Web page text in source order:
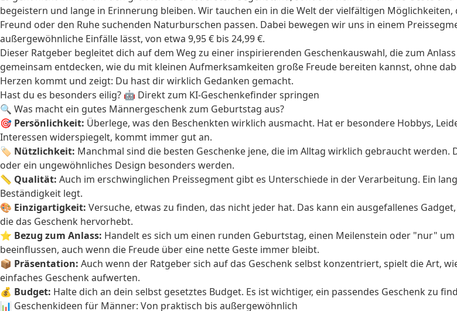
begeistern und lange in Erinnerung bleiben. Wir tauchen ein in die Welt der vielfältigen
Freund oder den Ruhe suchenden Naturburschen passen. Dabei bewegen wir uns in einem
außergewöhnliche Einfälle lässt, von etwa 9,95 € bis 24,99 €.
Dieser Ratgeber begleitet dich auf dem Weg zu einer inspirierenden Geschenkauswahl, die zum
gemeinsam entdecken, wie du mit kleinen Aufmerksamkeiten große Freude bereiten kannst, ohne
Herzen kommt und zeigt: Du hast dir wirklich Gedanken gemacht.
Hast du es besonders eilig? 🤖 Direkt zum KI-Geschenkefinder springen
🔍 Was macht ein gutes Männergeschenk zum Geburtstag aus?
🎯 Persönlichkeit: Überlege, was den Beschenkten wirklich ausmacht. Hat er besondere Hobbys,
Interessen widerspiegelt, kommt immer gut an.
🏷️ Nützlichkeit: Manchmal sind die besten Geschenke jene, die im Alltag wirklich gebraucht
oder ein ungewöhnliches Design besonders werden.
📏 Qualität: Auch im erschwinglichen Preissegment gibt es Unterschiede in der Verarbeitung. Ein
Beständigkeit legt.
🎨 Einzigartigkeit: Versuche, etwas zu finden, das nicht jeder hat. Das kann ein ausgefallenes
die das Geschenk hervorhebt.
⭐ Bezug zum Anlass: Handelt es sich um einen runden Geburtstag, einen Meilenstein oder "nur"
beeinflussen, auch wenn die Freude über eine nette Geste immer bleibt.
📦 Präsentation: Auch wenn der Ratgeber sich auf das Geschenk selbst konzentriert, spielt die Art,
einfaches Geschenk aufwerten.
💰 Budget: Halte dich an dein selbst gesetztes Budget. Es ist wichtiger, ein passendes Geschenk zu
📊 Geschenkideen für Männer: Von praktisch bis außergewöhnlich